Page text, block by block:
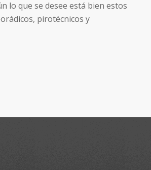
lo que se desee está bien estos
pirotécnicos y